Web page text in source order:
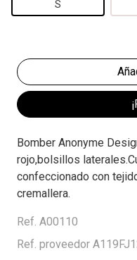
S
Bomber Anonyme
rojo,bolsillos
confeccionado con
cremallera.
Ref. A00110
Ref. proveedor